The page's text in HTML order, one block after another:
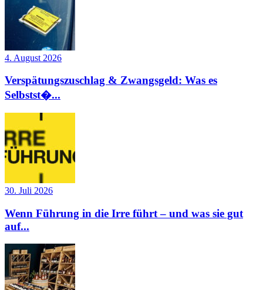
4. August 2026
Verspätungszuschlag & Zwangsgeld: Was es
Selbstst�...
30. Juli 2026
Wenn Führung in die Irre führt – und was sie gut
auf...